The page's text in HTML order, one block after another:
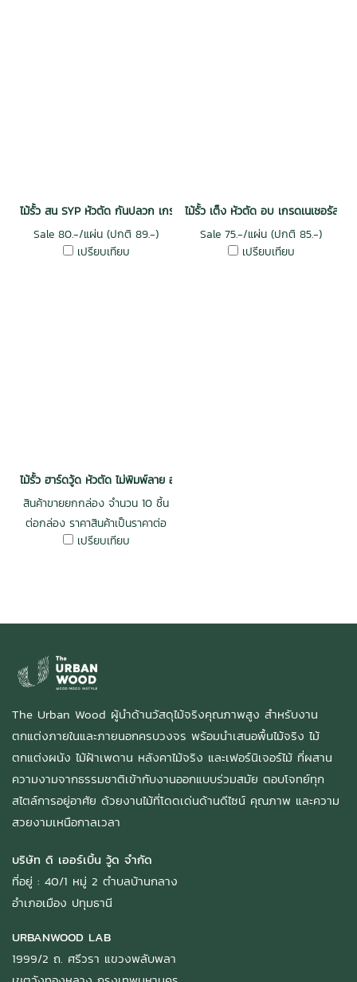
ไม้รั้ว สน SYP หัวตัด กันปลวก เกรดเนเชอรัล
Sale 80.-/แผ่น (ปกติ 89.-)
เปรียบเทียบ
ไม้รั้ว เต็ง หัวตัด อบ เกรดเนเชอรัล
Sale 75.-/แผ่น (ปกติ 85.-)
เปรียบเทียบ
ไม้รั้ว ฮาร์ดวู้ด หัวตัด ไม่พิมพ์ลาย อบ กันปลวก H3.2 1x4x1.5
สินค้าขายยกกล่อง จำนวน 10 ชิ้น
ต่อกล่อง ราคาสินค้าเป็นราคาต่อ
แผ่น
เปรียบเทียบ
The Urban Wood ผู้นำด้านวัสดุไม้จริงคุณภาพสูง สำหรับงาน
ตกแต่งภายในและภายนอกครบวงจร พร้อมนำเสนอพื้นไม้จริง ไม้
ตกแต่งผนัง ไม้ฝ้าเพดาน หลังคาไม้จริง และเฟอร์นิเจอร์ไม้ ที่ผสาน
ความงามจากธรรมชาติเข้ากับงานออกแบบร่วมสมัย ตอบโจทย์ทุก
สไตล์การอยู่อาศัย ด้วยงานไม้ที่โดดเด่นด้านดีไซน์ คุณภาพ และความ
สวยงามเหนือกาลเวลา
บริษัท ดิ เออร์เบิ้น วู้ด จำกัด
ที่อยู่ : 40/1 หมู่ 2 ตำบลบ้านกลาง
อำเภอเมือง ปทุมธานี
URBANWOOD LAB
1999/2 ถ. ศรีวรา แขวงพลับพลา